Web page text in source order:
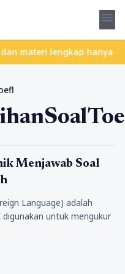
menu
lengkap hanya di
Menjawab Soal
Language) adalah
untuk mengukur